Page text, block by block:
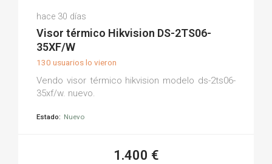
Juan C.
(0)
hace 30 días
Visor térmico Hikvision DS-2TS06-
35XF/W
130 usuarios lo vieron
Vendo visor térmico hikvision modelo ds-2ts06-
35xf/w. nuevo.
Estado: Nuevo
1.400 €